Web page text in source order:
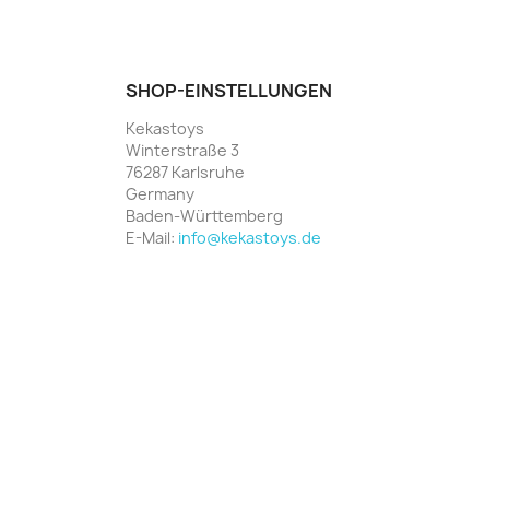
SHOP-EINSTELLUNGEN
Kekastoys
Winterstraße 3
76287 Karlsruhe
Germany
Baden-Württemberg
E-Mail: info@kekastoys.de